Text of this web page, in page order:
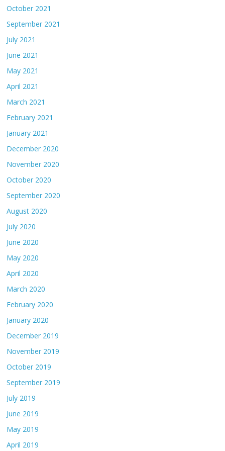
October 2021
September 2021
July 2021
June 2021
May 2021
April 2021
March 2021
February 2021
January 2021
December 2020
November 2020
October 2020
September 2020
August 2020
July 2020
June 2020
May 2020
April 2020
March 2020
February 2020
January 2020
December 2019
November 2019
October 2019
September 2019
July 2019
June 2019
May 2019
April 2019